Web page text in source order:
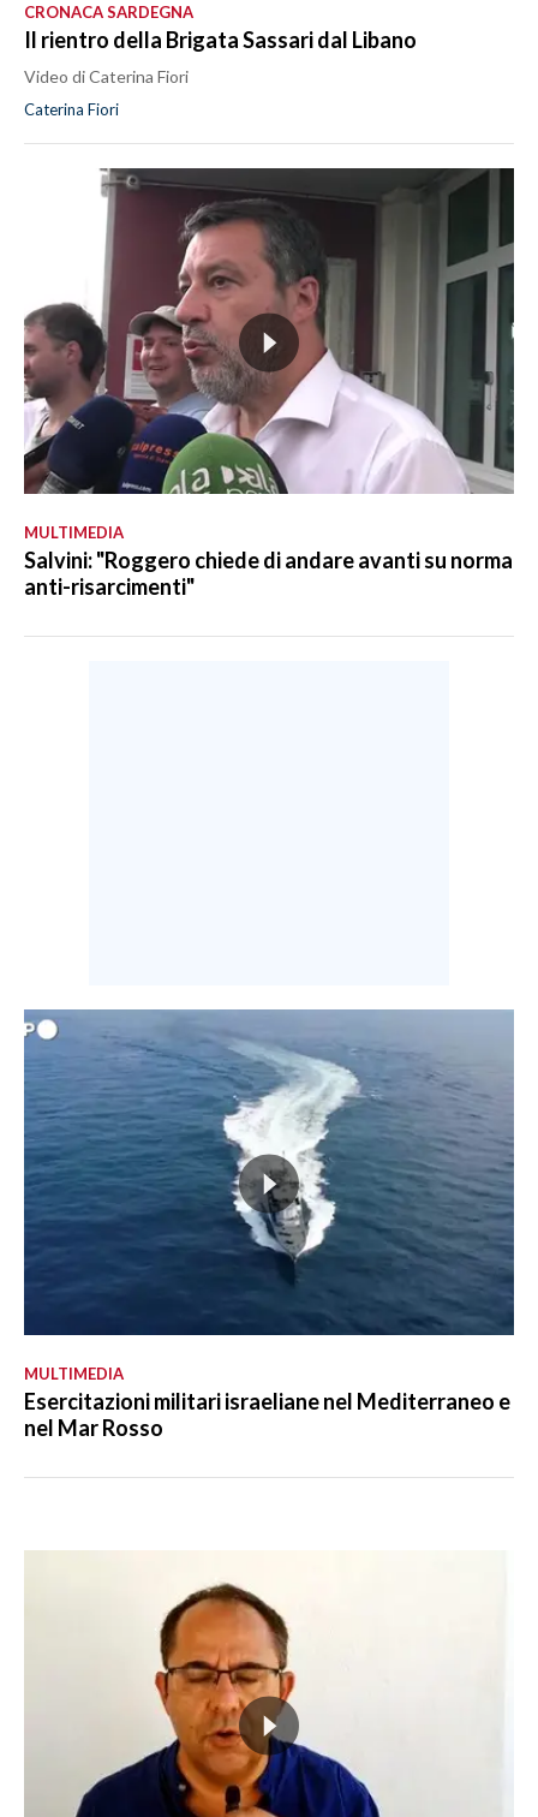
CRONACA SARDEGNA
Il rientro della Brigata Sassari dal Libano
Video di Caterina Fiori
Caterina Fiori
MULTIMEDIA
Salvini: "Roggero chiede di andare avanti su norma
anti-risarcimenti"
MULTIMEDIA
Esercitazioni militari israeliane nel Mediterraneo e
nel Mar Rosso